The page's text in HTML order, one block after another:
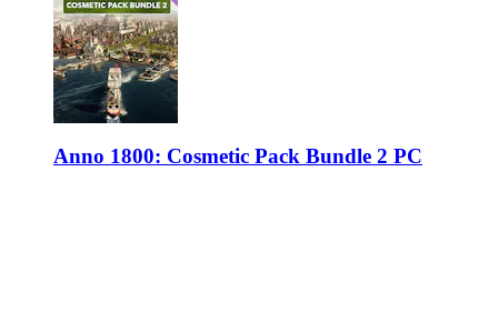
Anno 1800: Cosmetic Pack Bundle 2 PC